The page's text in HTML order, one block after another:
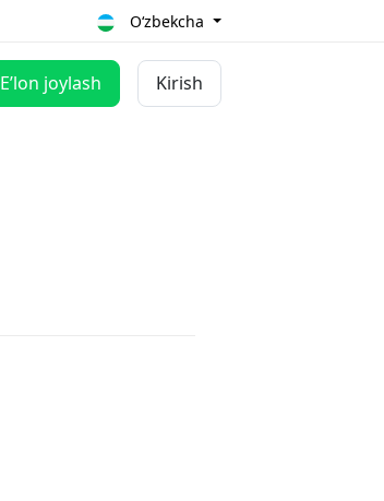
O‘zbekcha
Eʼlon joylash Kirish